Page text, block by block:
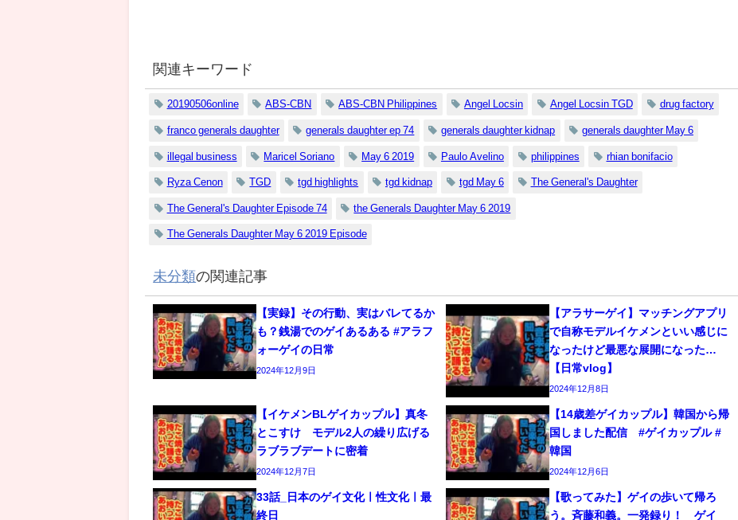
関連キーワード
20190506online ABS-CBN ABS-CBN Philippines Angel Locsin Angel Locsin TGD drug factory
franco generals daughter generals daughter ep 74 generals daughter kidnap generals daughter May 6
illegal business Maricel Soriano May 6 2019 Paulo Avelino philippines rhian bonifacio
Ryza Cenon TGD tgd highlights tgd kidnap tgd May 6 The General's Daughter
The General's Daughter Episode 74 the Generals Daughter May 6 2019
The Generals Daughter May 6 2019 Episode
未分類の関連記事
【実録】その行動、実はバレてるか
も？銭湯でのゲイあるある #アラフ
ォーゲイの日常
2024年12月9日
【アラサーゲイ】マッチングアプリ
で自称モデルイケメンといい感じに
なったけど最悪な展開になった…
【日常vlog】
2024年12月8日
【イケメンBLゲイカップル】真冬
とこすけ モデル2人の繰り広げる
ラブラブデートに密着
2024年12月7日
【14歳差ゲイカップル】韓国から帰
国しました配信 #ゲイカップル #
韓国
2024年12月6日
33話_日本のゲイ文化ㅣ性文化ㅣ最
終日
【歌ってみた】ゲイの歩いて帰ろ
う。斉藤和義。一発録り！ ゲイ